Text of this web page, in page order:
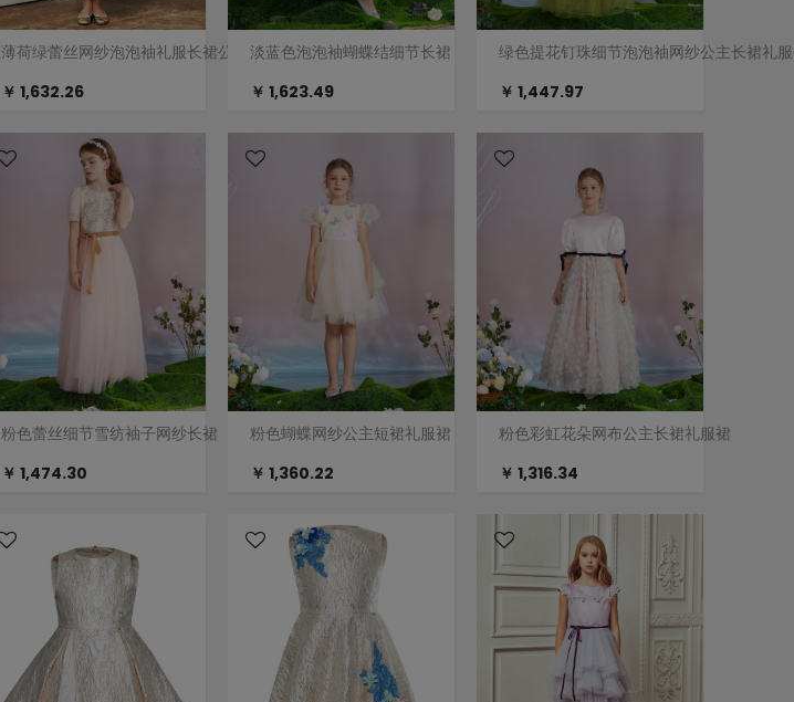
薄荷绿蕾丝网纱泡泡袖礼服长裙公主裙
￥ 1,632.26
淡蓝色泡泡袖蝴蝶结细节长裙
￥ 1,623.49
绿色提花钉珠细节泡泡袖网纱公主长裙礼
￥ 1,447.97
粉色蕾丝细节雪纺袖子网纱长裙
￥ 1,474.30
粉色蝴蝶网纱公主短裙礼服裙
￥ 1,360.22
粉色彩虹花朵网布公主长裙礼服裙
￥ 1,316.34